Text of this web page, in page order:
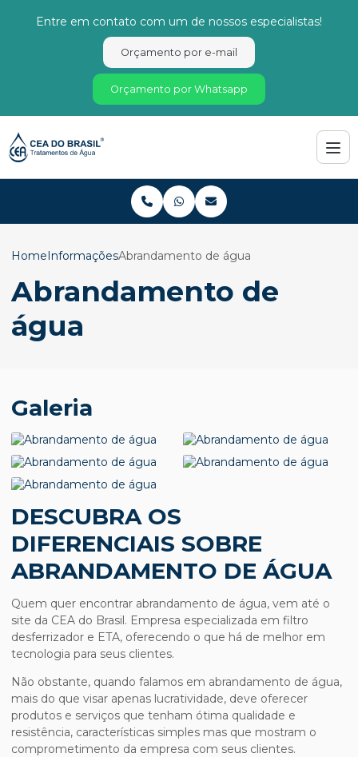
Entre em contato com um de nossos especialistas!
Orçamento por e-mail
Orçamento por Whatsapp
Home InformaçõesAbrandamento de água
Abrandamento de
água
Galeria
DESCUBRA OS
DIFERENCIAIS SOBRE
ABRANDAMENTO DE ÁGUA
Quem quer encontrar abrandamento de água, vem até o
site da CEA do Brasil. Empresa especializada em filtro
desferrizador e ETA, oferecendo o que há de melhor em
tecnologia para seus clientes.
Não obstante, quando falamos em abrandamento de água,
mais do que visar apenas lucratividade, deve oferecer
produtos e serviços que tenham ótima qualidade e
resistência, características simples mas que mostram o
comprometimento da empresa com seus clientes.